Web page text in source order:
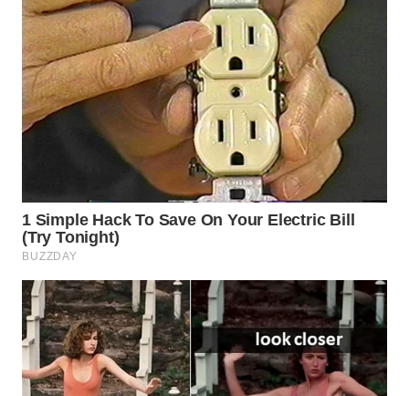
WN
SURABAYA
WN
NATUNA
WN
MANDALIKA
WN
LIKUPANG
WN
LABUANBAJO